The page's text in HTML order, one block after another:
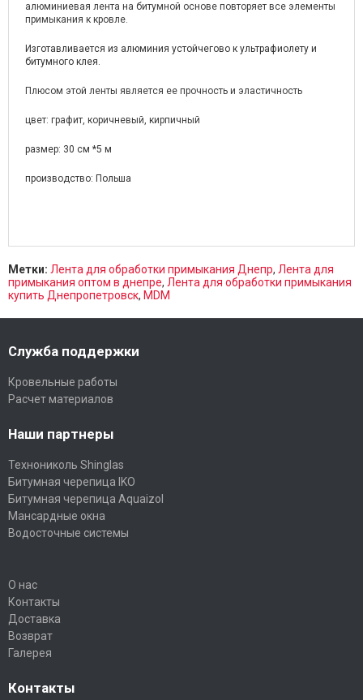
алюминиевая лента на битумной основе повторяет все элементы
примыкания к кровле.
Изготавливается из алюминия устойчегово к ультрафиолету и
битумного клея.
Плюсом этой ленты является ее прочность и эластичность
цвет: графит, коричневый, кирпичный
размер: 30 см *5 м
производство: Польша
Метки: Лента для обработки примыкания Днепр, Лента для
примыкания оптом в днепре, Лента для обработки примыкания
купить Днепропетровск, MDM
Служба поддержки
Кровельные работы
Расчет материалов
Наши партнеры
Технониколь Shinglas
Битумная черепица IKO
Битумная черепица Aquaizol
Мансардные окна
Водосточные системы
О нас
Контакты
Доставка
Возврат
Галерея
Контакты